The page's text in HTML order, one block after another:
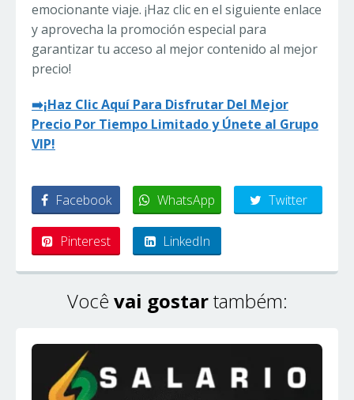
emocionante viaje. ¡Haz clic en el siguiente enlace
y aprovecha la promoción especial para
garantizar tu acceso al mejor contenido al mejor
precio!
➡️¡Haz Clic Aquí Para Disfrutar Del Mejor
Precio Por Tiempo Limitado y Únete al Grupo
VIP!
Facebook WhatsApp Twitter
Pinterest LinkedIn
Você vai gostartambém: